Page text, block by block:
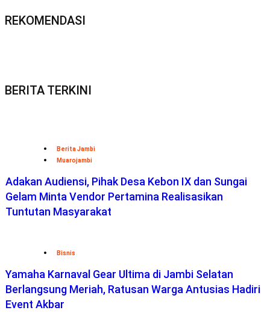
REKOMENDASI
BERITA TERKINI
Berita Jambi
Muarojambi
Adakan Audiensi, Pihak Desa Kebon IX dan Sungai
Gelam Minta Vendor Pertamina Realisasikan
Tuntutan Masyarakat
Bisnis
Yamaha Karnaval Gear Ultima di Jambi Selatan
Berlangsung Meriah, Ratusan Warga Antusias Hadiri
Event Akbar